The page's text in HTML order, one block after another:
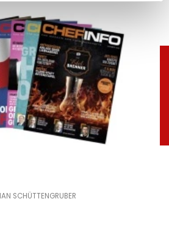
SCHÜTTENGRUBER